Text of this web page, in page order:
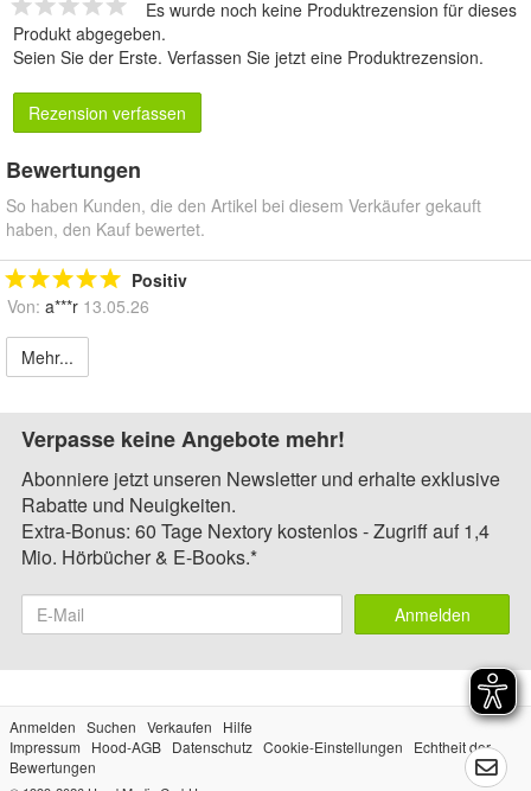
Es wurde noch keine Produktrezension für dieses
Produkt abgegeben.
Seien Sie der Erste. Verfassen Sie jetzt eine Produktrezension.
Rezension verfassen
Bewertungen
So haben Kunden, die den Artikel bei diesem Verkäufer gekauft
haben, den Kauf bewertet.
Positiv
Von: a***r 13.05.26
Mehr...
Verpasse keine Angebote mehr!
Abonniere jetzt unseren Newsletter und erhalte exklusive
Rabatte und Neuigkeiten.
Extra-Bonus: 60 Tage Nextory kostenlos - Zugriff auf 1,4
Mio. Hörbücher & E-Books.*
Anmelden
Anmelden Suchen Verkaufen
Hilfe
Impressum
Hood-AGB Datenschutz Cookie-Einstellungen
Echtheit der
Bewertungen